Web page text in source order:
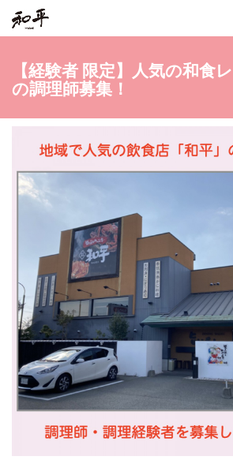
【経験者 限定】人気の和食
の調理師募集！